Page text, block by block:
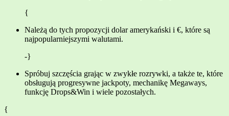
{
Należą do tych propozycji dolar amerykański i €, które są
najpopularniejszymi walutami.
-}
Spróbuj szczęścia grając w zwykłe rozrywki, a także te, które
obsługują progresywne jackpoty, mechanikę Megaways,
funkcję Drops&Win i wiele pozostałych.
{